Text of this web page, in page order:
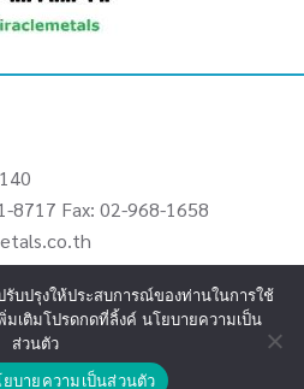
8717 Fax: 02-968-1658
รับปรุงให้ประสบการณ์ของท่านในการใช้
มเติมโปรดกดที่ลิ้งค์ นโยบายความเป็น
ส่วนตัว
บายความเป็นส่วนตัว